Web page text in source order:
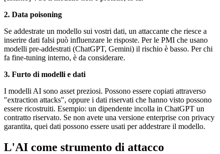
2. Data poisoning
Se addestrate un modello sui vostri dati, un attaccante che riesce a
inserire dati falsi può influenzare le risposte. Per le PMI che usano
modelli pre-addestrati (ChatGPT, Gemini) il rischio è basso. Per chi
fa fine-tuning interno, è da considerare.
3. Furto di modelli e dati
I modelli AI sono asset preziosi. Possono essere copiati attraverso
"extraction attacks", oppure i dati riservati che hanno visto possono
essere ricostruiti. Esempio: un dipendente incolla in ChatGPT un
contratto riservato. Se non avete una versione enterprise con privacy
garantita, quei dati possono essere usati per addestrare il modello.
L'AI come strumento di attacco